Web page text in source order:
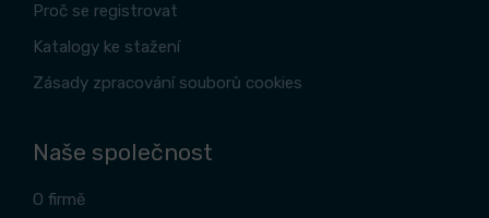
Proč se registrovat
Katalogy ke stažení
Zásady zpracování souborů cookies
Naše společnost
O firmě